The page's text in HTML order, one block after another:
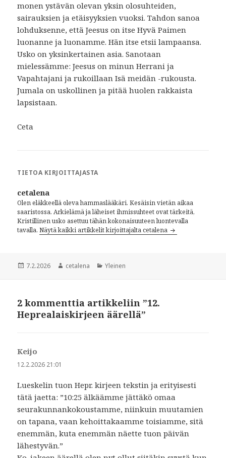
monen ystävän olevan yksin olosuhteiden,
sairauksien ja etäisyyksien vuoksi. Tahdon sanoa
lohduksenne, että Jeesus on itse Hyvä Paimen
luonanne ja luonamme. Hän itse etsii lampaansa.
Usko on yksinkertainen asia. Sanotaan
mielessämme: Jeesus on minun Herrani ja
Vapahtajani ja rukoillaan Isä meidän -rukousta.
Jumala on uskollinen ja pitää huolen rakkaista
lapsistaan.
Ceta
TIETOA KIRJOITTAJASTA
cetalena
Olen eläkkeellä oleva hammaslääkäri. Kesäisin vietän aikaa
saaristossa. Arkielämä ja läheiset ihmissuhteet ovat tärkeitä,
Kristillinen usko asettuu tähän kokonaisuuteen luontevalla
tavalla.Näytä kaikki artikkelit kirjoittajalta cetalena
Julkaistu
7.2.2026 Kirjoittaja
cetalena Kategoriat
Yleinen
2 kommenttia artikkeliin ”12.
Heprealaiskirjeen äärellä”
Keijo
12.2.2026 21:01
Lueskelin tuon Hepr. kirjeen tekstin ja erityisesti
tätä jaetta: ”10:25 älkäämme jättäkö omaa
seurakunnankokoustamme, niinkuin muutamien
on tapana, vaan kehoittakaamme toisiamme, sitä
enemmän, kuta enemmän näette tuon päivän
lähestyvän.”